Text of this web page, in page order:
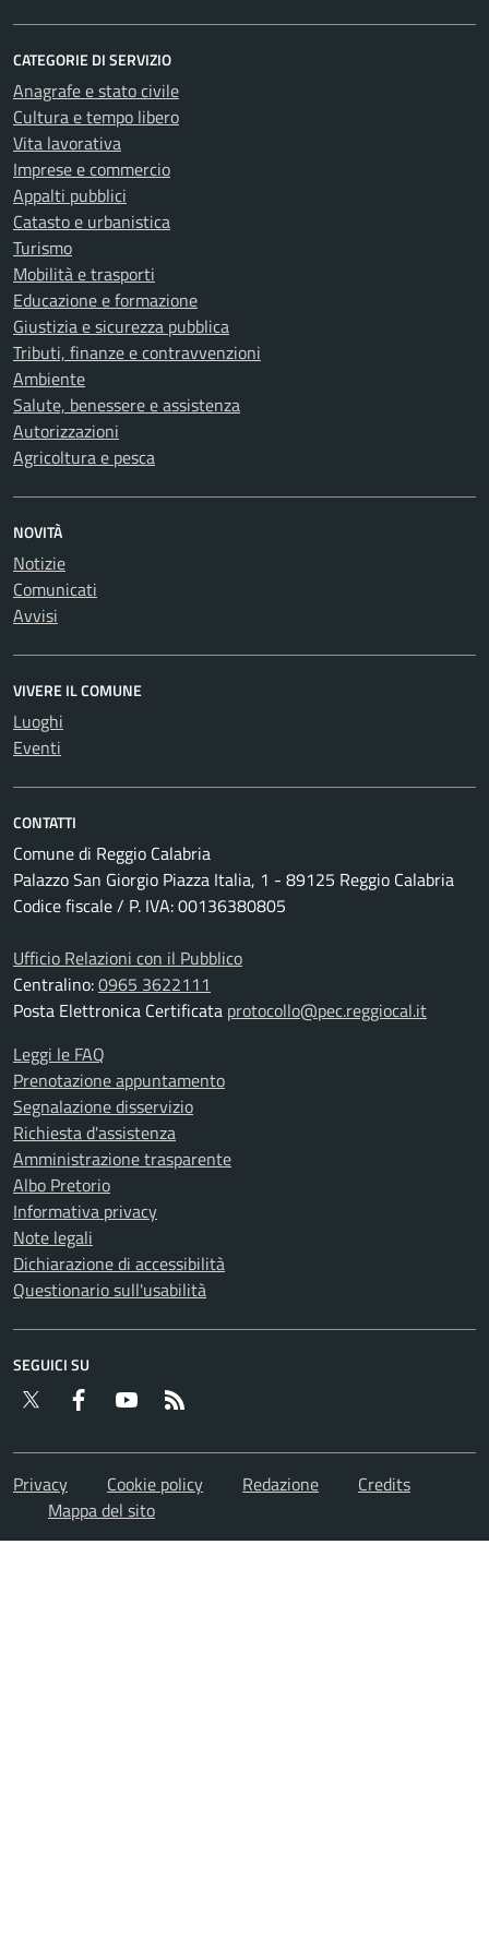
CATEGORIE DI SERVIZIO
Anagrafe e stato civile
Cultura e tempo libero
Vita lavorativa
Imprese e commercio
Appalti pubblici
Catasto e urbanistica
Turismo
Mobilità e trasporti
Educazione e formazione
Giustizia e sicurezza pubblica
Tributi, finanze e contravvenzioni
Ambiente
Salute, benessere e assistenza
Autorizzazioni
Agricoltura e pesca
NOVITÀ
Notizie
Comunicati
Avvisi
VIVERE IL COMUNE
Luoghi
Eventi
CONTATTI
Comune di Reggio Calabria
Palazzo San Giorgio Piazza Italia, 1 - 89125 Reggio Calabria
Codice fiscale / P. IVA: 00136380805
Ufficio Relazioni con il Pubblico
Centralino:0965 3622111
Posta Elettronica Certificata protocollo@pec.reggiocal.it
Leggi le FAQ
Prenotazione appuntamento
Segnalazione disservizio
Richiesta d'assistenza
Amministrazione trasparente
Albo Pretorio
Informativa privacy
Note legali
Dichiarazione di accessibilità
Questionario sull'usabilità
SEGUICI SU
Twitter Facebook YouTube
Privacy Cookie policy Redazione
Credits
Mappa del sito